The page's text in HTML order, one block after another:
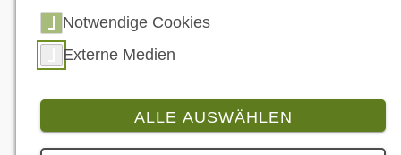
6 Bilder
Notwendige Cookies
Externe Medien
ALLE AUSWÄHLEN